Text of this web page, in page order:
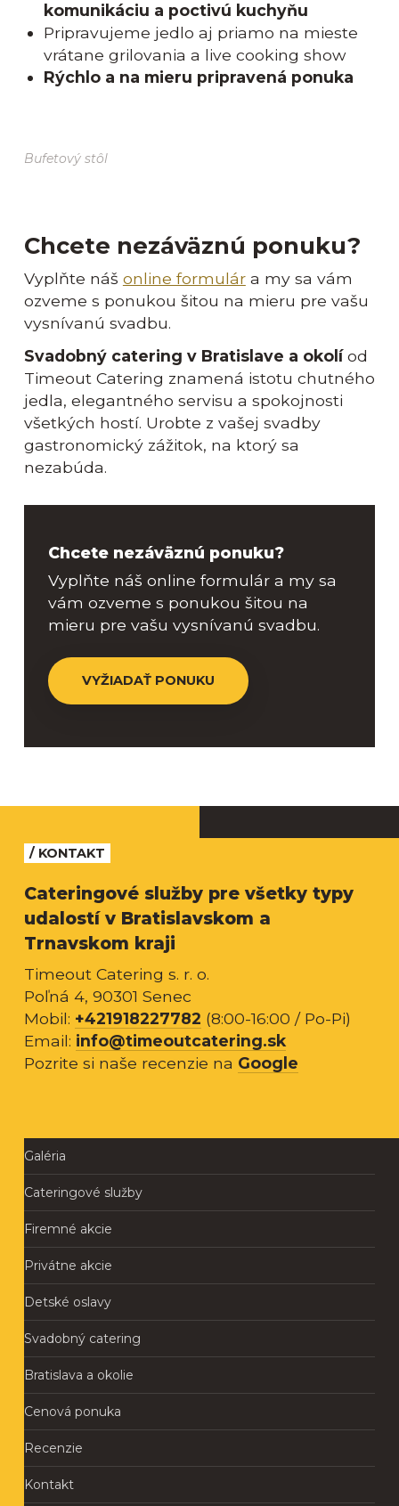
komunikáciu a poctivú kuchyňu
Pripravujeme jedlo aj priamo na mieste
vrátane grilovania a live cooking show
Rýchlo a na mieru pripravená ponuka
Bufetový stôl
Chcete nezáväznú ponuku?
Vyplňte náš online formulára my sa vám
ozveme s ponukou šitou na mieru pre vašu
vysnívanú svadbu.
Svadobný catering v Bratislave a okolíod
Timeout Catering znamená istotu chutného
jedla, elegantného servisu a spokojnosti
všetkých hostí. Urobte z vašej svadby
gastronomický zážitok, na ktorý sa
nezabúda.
Chcete nezáväznú ponuku?
Vyplňte náš online formulár a my sa
vám ozveme s ponukou šitou na
mieru pre vašu vysnívanú svadbu.
VYŽIADAŤ PONUKU
/ KONTAKT
Cateringové služby pre všetky typy
udalostí v Bratislavskom a
Trnavskom kraji
Timeout Catering s. r. o.
Poľná 4, 90301 Senec
Mobil: +421918227782 (8:00-16:00 / Po-Pi)
Email: info@timeoutcatering.sk
Pozrite si naše recenzie na Google
Galéria
Cateringové služby
Firemné akcie
Privátne akcie
Detské oslavy
Svadobný catering
Bratislava a okolie
Cenová ponuka
Recenzie
Kontakt